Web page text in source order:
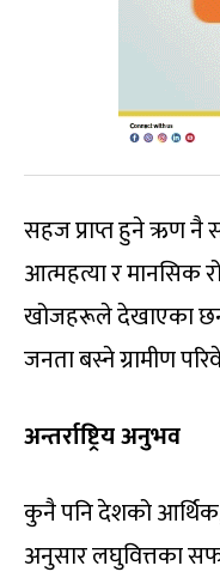
सहज प्राप्त हुने ऋण नै
आत्महत्या र मानसिक
खोजहरूले देखाएका
जनता बस्ने ग्रामीण
अन्तर्राष्ट्रिय अनुभव
कुनै पनि देशको
अनुसार लघुवित्तका